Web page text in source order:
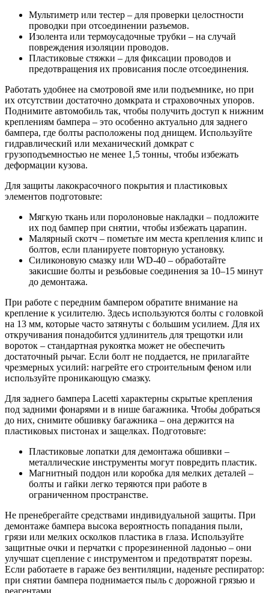
Мультиметр или тестер – для проверки целостности
проводки при отсоединении разъемов.
Изолента или термоусадочные трубки – на случай
повреждения изоляции проводов.
Пластиковые стяжки – для фиксации проводов и
предотвращения их провисания после отсоединения.
Работать удобнее на смотровой яме или подъемнике, но при
их отсутствии достаточно домкрата и страховочных упоров.
Поднимите автомобиль так, чтобы получить доступ к нижним
креплениям бампера – это особенно актуально для заднего
бампера, где болты расположены под днищем. Используйте
гидравлический или механический домкрат с
грузоподъемностью не менее 1,5 тонны, чтобы избежать
деформации кузова.
Для защиты лакокрасочного покрытия и пластиковых
элементов подготовьте:
Мягкую ткань или поролоновые накладки – подложите
их под бампер при снятии, чтобы избежать царапин.
Малярный скотч – пометьте им места крепления клипс и
болтов, если планируете повторную установку.
Силиконовую смазку или WD-40 – обработайте
закисшие болты и резьбовые соединения за 10–15 минут
до демонтажа.
При работе с передним бампером обратите внимание на
крепление к усилителю. Здесь используются болты с головкой
на 13 мм, которые часто затянуты с большим усилием. Для их
откручивания понадобится удлинитель для трещотки или
вороток – стандартная рукоятка может не обеспечить
достаточный рычаг. Если болт не поддается, не прилагайте
чрезмерных усилий: нагрейте его строительным феном или
используйте проникающую смазку.
Для заднего бампера Lacetti характерны скрытые крепления
под задними фонарями и в нише багажника. Чтобы добраться
до них, снимите обшивку багажника – она держится на
пластиковых пистонах и защелках. Подготовьте:
Пластиковые лопатки для демонтажа обшивки –
металлические инструменты могут повредить пластик.
Магнитный поддон или коробка для мелких деталей –
болты и гайки легко теряются при работе в
ограниченном пространстве.
Не пренебрегайте средствами индивидуальной защиты. При
демонтаже бампера высока вероятность попадания пыли,
грязи или мелких осколков пластика в глаза. Используйте
защитные очки и перчатки с прорезиненной ладонью – они
улучшат сцепление с инструментом и предотвратят порезы.
Если работаете в гараже без вентиляции, наденьте респиратор:
при снятии бампера поднимается пыль с дорожной грязью и
реагентами.